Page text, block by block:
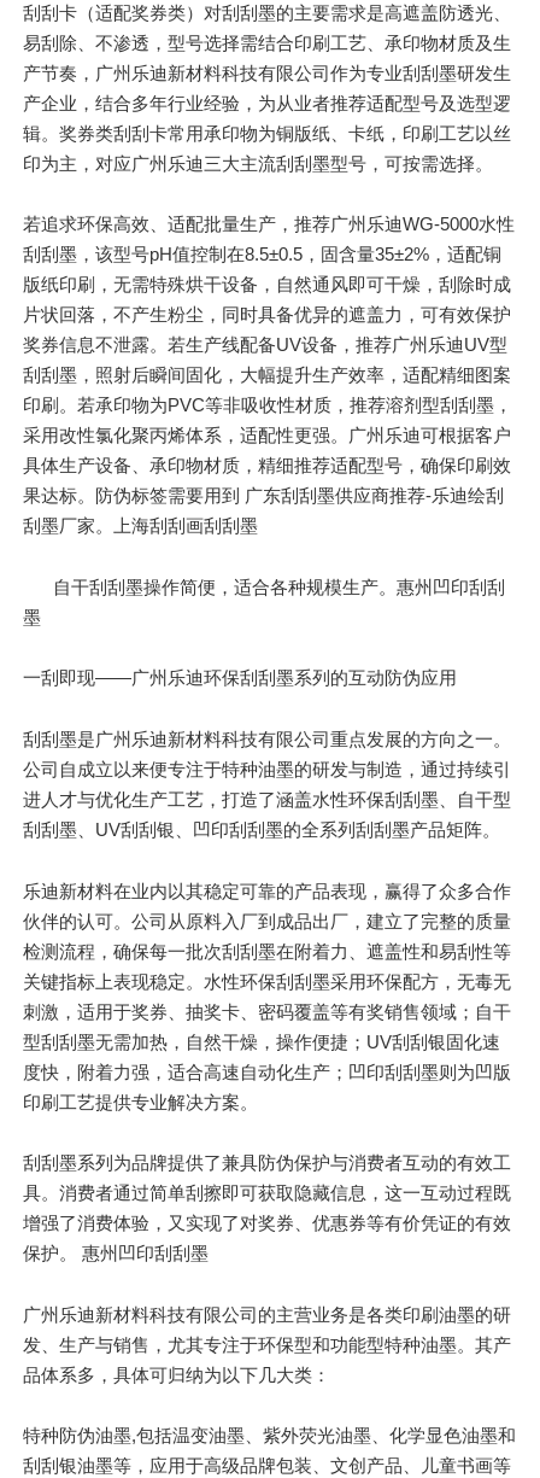
刮刮卡（适配奖券类）对刮刮墨的主要需求是高遮盖防透光、
易刮除、不渗透，型号选择需结合印刷工艺、承印物材质及生
产节奏，广州乐迪新材料科技有限公司作为专业刮刮墨研发生
产企业，结合多年行业经验，为从业者推荐适配型号及选型逻
辑。奖券类刮刮卡常用承印物为铜版纸、卡纸，印刷工艺以丝
印为主，对应广州乐迪三大主流刮刮墨型号，可按需选择。
若追求环保高效、适配批量生产，推荐广州乐迪WG-5000水性
刮刮墨，该型号pH值控制在8.5±0.5，固含量35±2%，适配铜
版纸印刷，无需特殊烘干设备，自然通风即可干燥，刮除时成
片状回落，不产生粉尘，同时具备优异的遮盖力，可有效保护
奖券信息不泄露。若生产线配备UV设备，推荐广州乐迪UV型
刮刮墨，照射后瞬间固化，大幅提升生产效率，适配精细图案
印刷。若承印物为PVC等非吸收性材质，推荐溶剂型刮刮墨，
采用改性氯化聚丙烯体系，适配性更强。广州乐迪可根据客户
具体生产设备、承印物材质，精细推荐适配型号，确保印刷效
果达标。防伪标签需要用到 广东刮刮墨供应商推荐-乐迪绘刮
刮墨厂家。上海刮刮画刮刮墨
自干刮刮墨操作简便，适合各种规模生产。惠州凹印刮刮
墨
一刮即现——广州乐迪环保刮刮墨系列的互动防伪应用
刮刮墨是广州乐迪新材料科技有限公司重点发展的方向之一。
公司自成立以来便专注于特种油墨的研发与制造，通过持续引
进人才与优化生产工艺，打造了涵盖水性环保刮刮墨、自干型
刮刮墨、UV刮刮银、凹印刮刮墨的全系列刮刮墨产品矩阵。
乐迪新材料在业内以其稳定可靠的产品表现，赢得了众多合作
伙伴的认可。公司从原料入厂到成品出厂，建立了完整的质量
检测流程，确保每一批次刮刮墨在附着力、遮盖性和易刮性等
关键指标上表现稳定。水性环保刮刮墨采用环保配方，无毒无
刺激，适用于奖券、抽奖卡、密码覆盖等有奖销售领域；自干
型刮刮墨无需加热，自然干燥，操作便捷；UV刮刮银固化速
度快，附着力强，适合高速自动化生产；凹印刮刮墨则为凹版
印刷工艺提供专业解决方案。
刮刮墨系列为品牌提供了兼具防伪保护与消费者互动的有效工
具。消费者通过简单刮擦即可获取隐藏信息，这一互动过程既
增强了消费体验，又实现了对奖券、优惠券等有价凭证的有效
保护。 惠州凹印刮刮墨
广州乐迪新材料科技有限公司的主营业务是各类印刷油墨的研
发、生产与销售，尤其专注于环保型和功能型特种油墨。其产
品体系多，具体可归纳为以下几大类：
特种防伪油墨,包括温变油墨、紫外荧光油墨、化学显色油墨和
刮刮银油墨等，应用于高级品牌包装、文创产品、儿童书画等